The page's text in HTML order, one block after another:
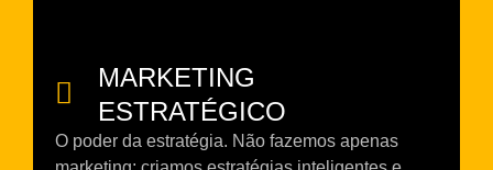
MARKETING
ESTRATÉGICO
O poder da estratégia. Não fazemos apenas